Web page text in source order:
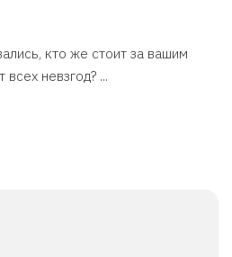
кто же стоит за вашим
невзгод? ...